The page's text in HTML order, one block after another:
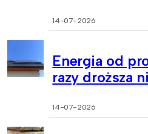
14-07-2026
Energia od
razy droższa
14-07-2026